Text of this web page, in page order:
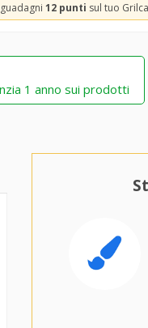
12 punti sul tuo
1 anno sui prodotti